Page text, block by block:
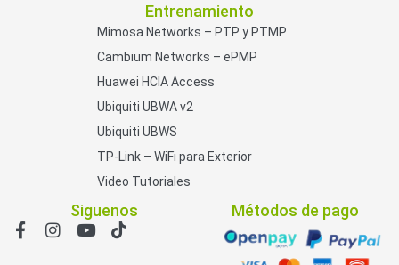
Entrenamiento
Mimosa Networks – PTP y PTMP
Cambium Networks – ePMP
Huawei HCIA Access
Ubiquiti UBWA v2
Ubiquiti UBWS
TP-Link – WiFi para Exterior
Video Tutoriales
Siguenos Métodos de pago